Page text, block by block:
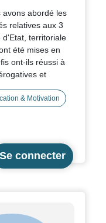
avons abordé les
relatives aux 3
d'Etat, territoriale
été mises en
ont-ils réussi à
et
sur le
et enfin
& Motivation